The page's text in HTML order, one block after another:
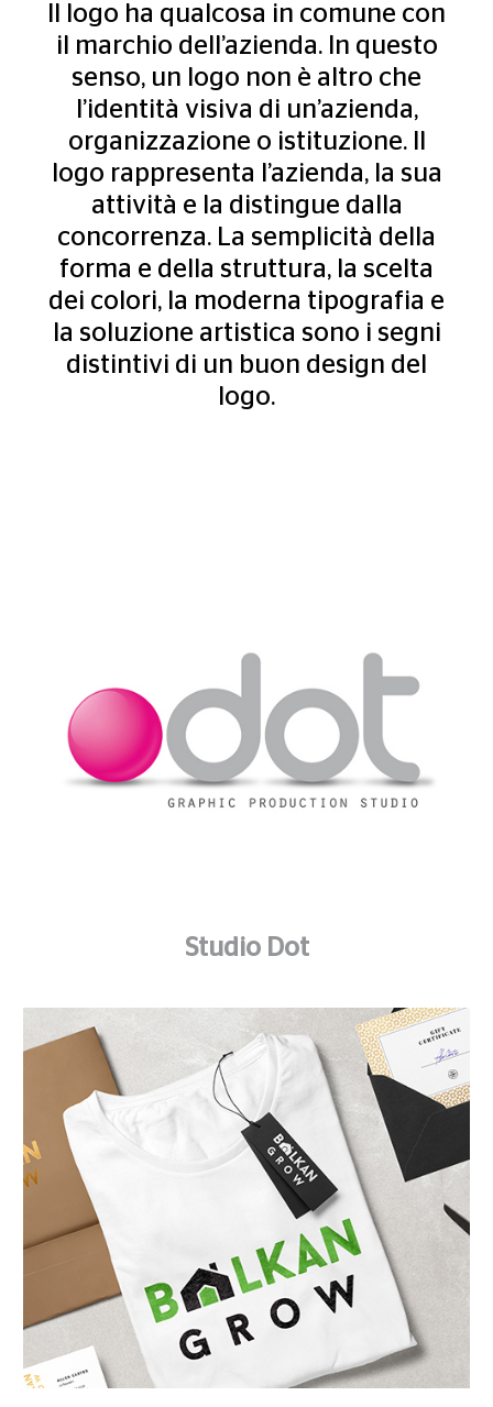
Il logo ha qualcosa in comune con
il marchio dell’azienda. In questo
senso, un logo non è altro che
l’identità visiva di un’azienda,
organizzazione o istituzione. Il
logo rappresenta l’azienda, la sua
attività e la distingue dalla
concorrenza. La semplicità della
forma e della struttura, la scelta
dei colori, la moderna tipografia e
la soluzione artistica sono i segni
distintivi di un buon design del
logo.
Studio Dot